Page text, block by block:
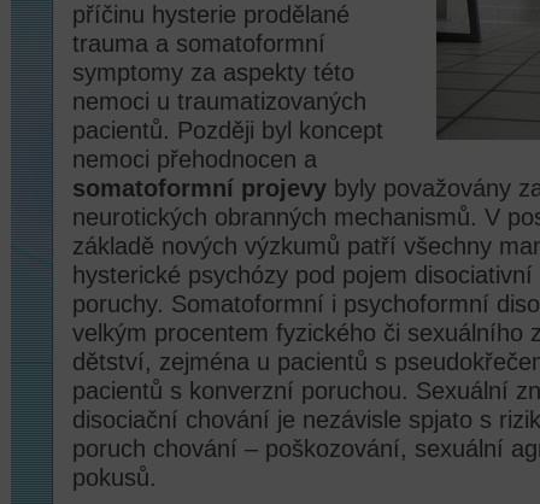
příčinu hysterie prodělané
trauma a somatoformní
symptomy za aspekty této
nemoci u traumatizovaných
pacientů. Později byl koncept
nemoci přehodnocen a
somatoformní projevy byly považovány
neurotických obranných mechanismů. V
základě nových výzkumů patří všechny
hysterické psychózy pod pojem
poruchy. Somatoformní i psychoformní
velkým procentem fyzického či sexuálního
dětství, zejména u pacientů s
pacientů s konverzní poruchou. Sexuální
disociační chování je nezávisle spjato s
poruch chování – poškozování, sexuální
pokusů.